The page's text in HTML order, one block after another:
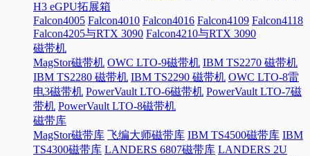
H3 eGPU拓展箱
Falcon4005 Falcon4010 Falcon4016 Falcon4109 Falcon4118
Falcon4205与RTX 3090 Falcon4210与RTX 3090
磁带机
MagStor磁带机 OWC LTO-9磁带机 IBM TS2270 磁带机
IBM TS2280 磁带机 IBM TS2290 磁带机 OWC LTO-8雷
电3磁带机 PowerVault LTO-6磁带机 PowerVault LTO-7磁
带机 PowerVault LTO-8磁带机
磁带库
MagStor磁带库 飞编大师磁带库 IBM TS4500磁带库 IBM
TS4300磁带库 LANDERS 6807磁带库 LANDERS 2U